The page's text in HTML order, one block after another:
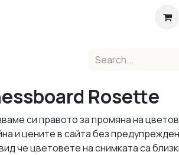
Rosette
си правото за промяна на
и цените в сайта без
че цветовете на снимката са